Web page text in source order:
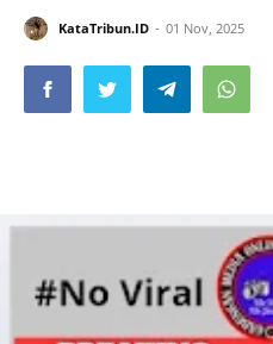
KataTribun.ID 01 Nov, 2025